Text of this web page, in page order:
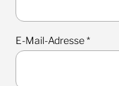
E-Mail-Adresse*